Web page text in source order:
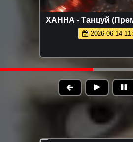
2:47
- Обернись
2026)